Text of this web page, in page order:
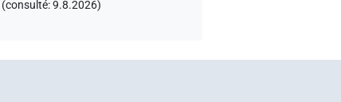
(consulté:9.8.2026)